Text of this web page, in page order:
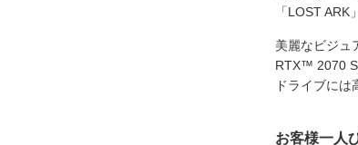
「LOST
美麗なビジュ
RTX™ 2070
ドライブに
お客様一人